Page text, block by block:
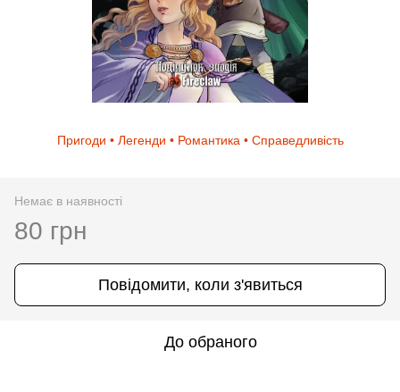
Пригоди • Легенди • Романтика • Справедливість
Немає в наявності
80 грн
Повідомити, коли з'явиться
До обраного